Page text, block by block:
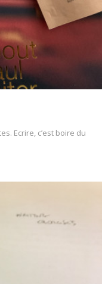
Ecrire, c’est boire du